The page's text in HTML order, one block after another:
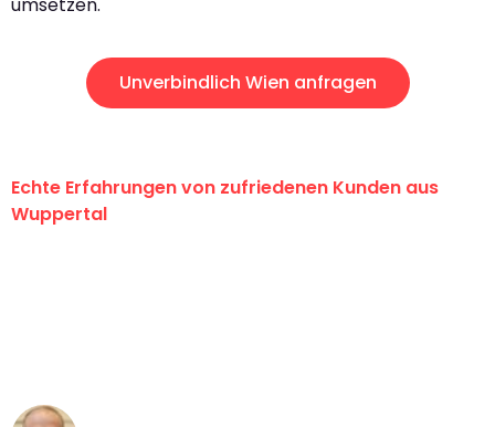
umsetzen.
Unverbindlich Wien anfragen
Echte Erfahrungen von zufriedenen Kunden aus
Wuppertal